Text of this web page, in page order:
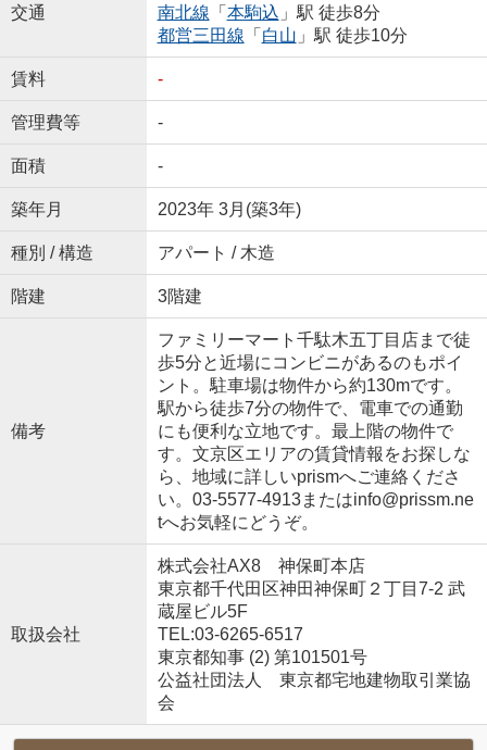
交通
南北線 「 本駒込 」駅 徒歩8分
都営三田線 「 白山 」駅 徒歩10分
賃料 -
管理費等 -
面積 -
築年月 2023年 3月(築3年)
種別 / 構造 アパート / 木造
階建 3階建
備考
ファミリーマート千駄木五丁目店まで徒
歩5分と近場にコンビニがあるのもポイ
ント。駐車場は物件から約130mです。
駅から徒歩7分の物件で、電車での通勤
にも便利な立地です。最上階の物件で
す。文京区エリアの賃貸情報をお探しな
ら、地域に詳しいprismへご連絡くださ
い。03-5577-4913またはinfo@prissm.ne
tへお気軽にどうぞ。
取扱会社
株式会社AX8 神保町本店
東京都千代田区神田神保町２丁目7-2 武
蔵屋ビル5F
TEL:03-6265-6517
東京都知事 (2) 第101501号
公益社団法人 東京都宅地建物取引業協
会